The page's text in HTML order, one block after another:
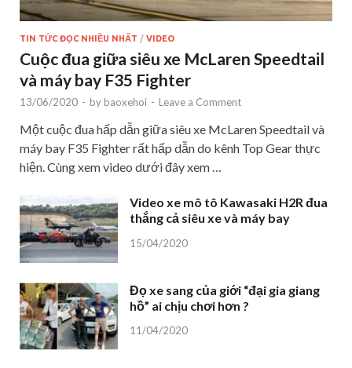
TIN TỨC ĐỌC NHIỀU NHẤT / VIDEO
Cuộc đua giữa siêu xe McLaren Speedtail
và máy bay F35 Fighter
13/06/2020 - by baoxehoi - Leave a Comment
Một cuộc đua hấp dẫn giữa siêu xe McLaren Speedtail và
máy bay F35 Fighter rất hấp dẫn do kênh Top Gear thực
hiện. Cùng xem video dưới đây xem …
Video xe mô tô Kawasaki H2R đua
thắng cả siêu xe và máy bay
15/04/2020
Đọ xe sang của giới “đại gia giang
hồ” ai chịu chơi hơn ?
11/04/2020